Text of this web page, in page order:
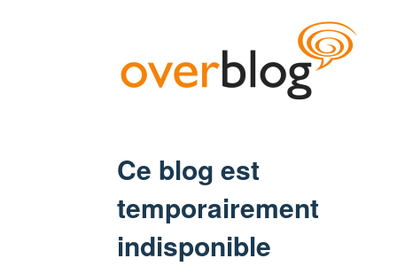
Ce blog est
temporairement
indisponible